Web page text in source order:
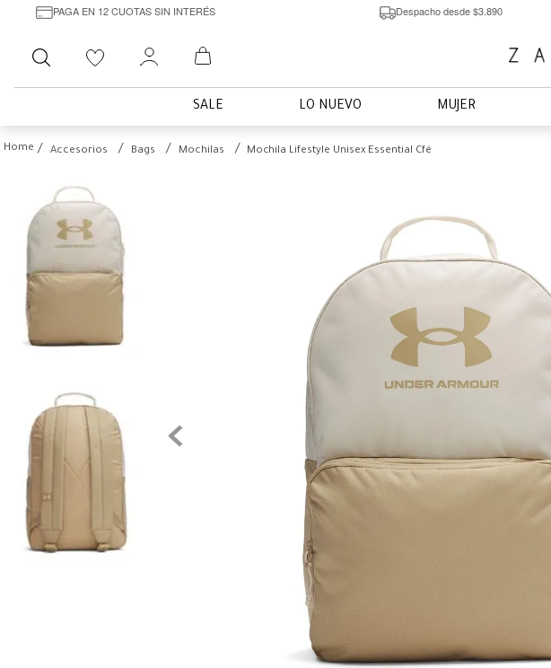
PAGA EN 12 CUOTAS SIN INTERÉS Despacho desde $3.890
Buscar
SALE LO NUEVO MUJER
Accesorios Bags Mochilas Mochila Lifestyle Unisex Essential Cfé